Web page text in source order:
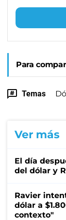
Para
Temas
Ver más
El día
del dólar y
Ravier
dólar a
contexto"